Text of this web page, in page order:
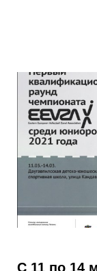
С 11 по 14